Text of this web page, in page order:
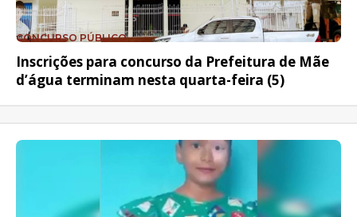
CONCURSO PÚBLICO
Inscrições para concurso da Prefeitura de Mãe
d’água terminam nesta quarta-feira (5)